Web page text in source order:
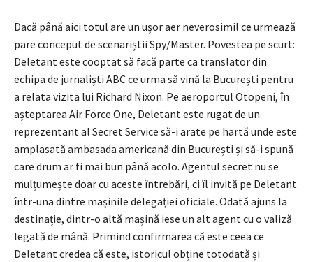
Dacă până aici totul are un ușor aer neverosimil ce urmează
pare conceput de scenariștii Spy/Master. Povestea pe scurt:
Deletant este cooptat să facă parte ca translator din
echipa de jurnaliști ABC ce urma să vină la București pentru
a relata vizita lui Richard Nixon. Pe aeroportul Otopeni, în
așteptarea Air Force One, Deletant este rugat de un
reprezentant al Secret Service să-i arate pe hartă unde este
amplasată ambasada americană din București și să-i spună
care drum ar fi mai bun până acolo. Agentul secret nu se
mulțumește doar cu aceste întrebări, ci îl invită pe Deletant
într-una dintre mașinile delegației oficiale. Odată ajuns la
destinație, dintr-o altă mașină iese un alt agent cu o valiză
legată de mână. Primind confirmarea că este ceea ce
Deletant credea că este, istoricul obține totodată și